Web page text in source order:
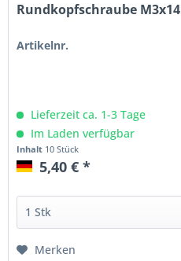
Rundkopfschraube M3x14
Artikelnr.
Lieferzeit ca. 1-3 Tage
Im Laden verfügbar
Inhalt 10 Stück
5,40 € *
Merken